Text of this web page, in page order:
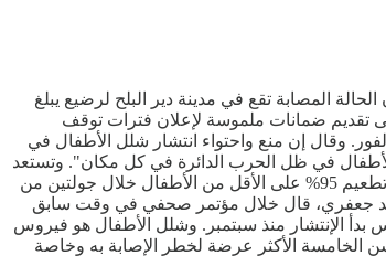
أول حالة إصابة مؤكدة بفيروس شلل الأطفال في قطاع غزة. وأضافت الوزارة، في بيان الجمعة 16 أغسطس، أن الحالة المصابة تقع في مدينة دير البلح لرضيع يبلغ
إلى تقديم ضمانات ملموسة لإعلان فترات توقف
وقال إن منع واحتواء انتشار شلل الأطفال في
في ظل الحرب الدائرة في كل مكان". وتستعد
الأمم المتحدة لإطلاق حملة تطعيم ضد شلل الأطفال في غزة للأطفال دون سن العاشرة، لكن غوتيريش قال إن "التحديات خطيرة". وكشف عن الحاجة إلى تطعيم 95% على الأقل من الأطفال خلال جولتين من
جعفري، قال خلال مؤتمر صحفي في وقت سابق
الإنتشار منذ سبتمبر. وشلل الأطفال هو فيروس
الخامسة الأكثر عرضة لخطر الإصابة به وخاصة